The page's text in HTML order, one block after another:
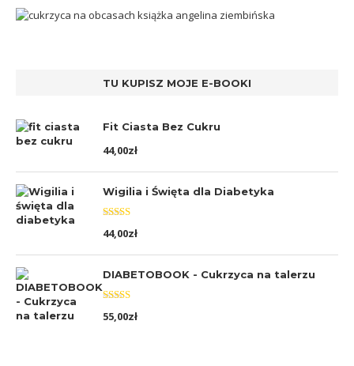
TU KUPISZ MOJE E-BOOKI
Fit Ciasta Bez Cukru
44,00zł
Wigilia i Święta dla Diabetyka
Oceniono
5.00na 5
44,00zł
DIABETOBOOK - Cukrzyca na talerzu
Oceniono
5.00na 5
55,00zł